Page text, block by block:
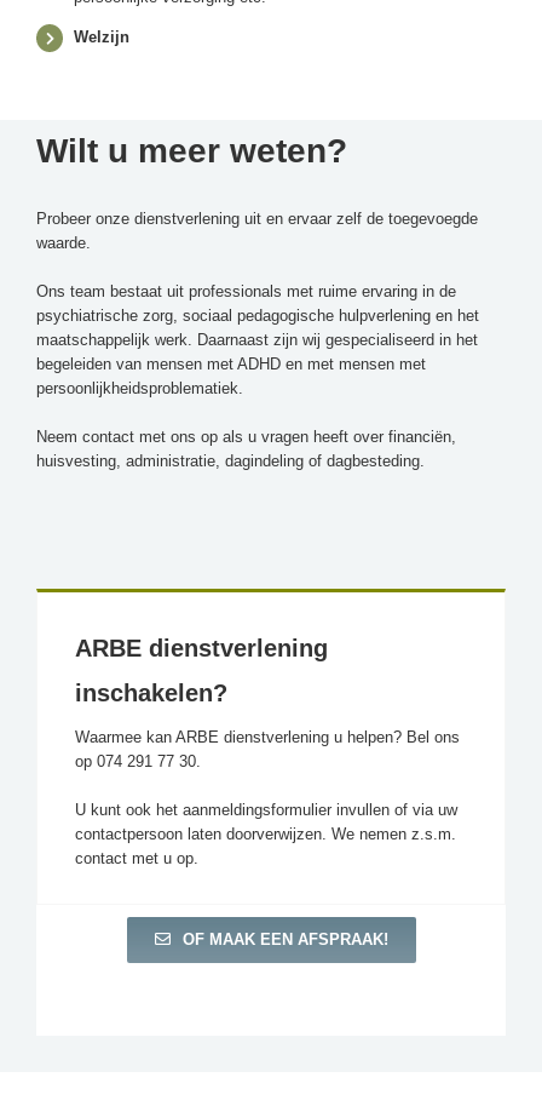
Welzijn
Wilt u meer weten?
Probeer onze dienstverlening uit en ervaar zelf de toegevoegde
waarde.
Ons team bestaat uit professionals met ruime ervaring in de
psychiatrische zorg, sociaal pedagogische hulpverlening en het
maatschappelijk werk. Daarnaast zijn wij gespecialiseerd in het
begeleiden van mensen met ADHD en met mensen met
persoonlijkheidsproblematiek.
Neem contact met ons op als u vragen heeft over financiën,
huisvesting, administratie, dagindeling of dagbesteding.
ARBE dienstverlening
inschakelen?
Waarmee kan ARBE dienstverlening u helpen? Bel ons
op 074 291 77 30.
U kunt ook het aanmeldingsformulier invullen of via uw
contactpersoon laten doorverwijzen. We nemen z.s.m.
contact met u op.
OF MAAK EEN AFSPRAAK!